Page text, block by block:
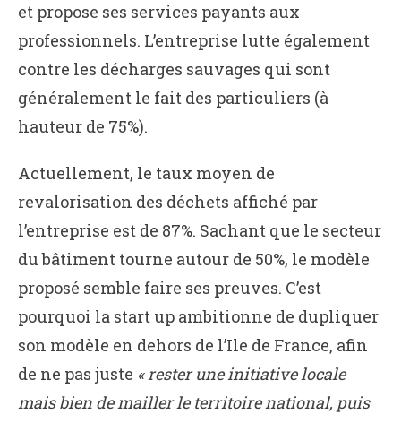
et propose ses services payants aux
professionnels. L’entreprise lutte également
contre les décharges sauvages qui sont
généralement le fait des particuliers (à
hauteur de 75%).
Actuellement, le taux moyen de
revalorisation des déchets affiché par
l’entreprise est de 87%. Sachant que le secteur
du bâtiment tourne autour de 50%, le modèle
proposé semble faire ses preuves. C’est
pourquoi la start up ambitionne de dupliquer
son modèle en dehors de l’Ile de France, afin
de ne pas juste « rester une initiative locale
mais bien de mailler le territoire national, puis